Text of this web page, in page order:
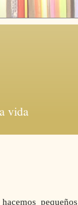
vida
pequeños